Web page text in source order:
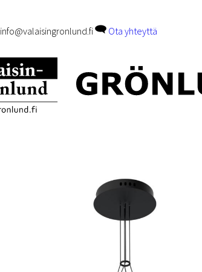
info@valaisingronlund.fi Ota yhteyttä